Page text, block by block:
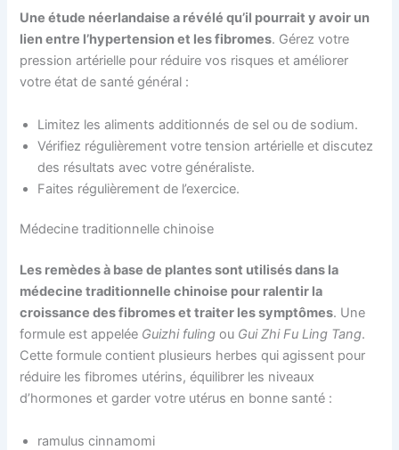
Une étude néerlandaise a révélé qu’il pourrait y avoir un
lien entre l’hypertension et les fibromes. Gérez votre
pression artérielle pour réduire vos risques et améliorer
votre état de santé général :
Limitez les aliments additionnés de sel ou de sodium.
Vérifiez régulièrement votre tension artérielle et discutez
des résultats avec votre généraliste.
Faites régulièrement de l’exercice.
Médecine traditionnelle chinoise
Les remèdes à base de plantes sont utilisés dans la
médecine traditionnelle chinoise pour ralentir la
croissance des fibromes et traiter les symptômes. Une
formule est appelée Guizhi fuling ou Gui Zhi Fu Ling Tang.
Cette formule contient plusieurs herbes qui agissent pour
réduire les fibromes utérins, équilibrer les niveaux
d’hormones et garder votre utérus en bonne santé :
ramulus cinnamomi